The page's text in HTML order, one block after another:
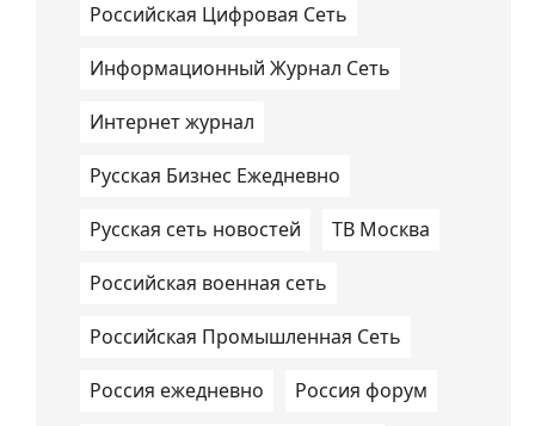
Российская Цифровая Сеть
Информационный Журнал Сеть
Интернет журнал
Русская Бизнес Ежедневно
Русская сеть новостей ТВ Москва
Российская военная сеть
Российская Промышленная Сеть
Россия ежедневно Россия форум